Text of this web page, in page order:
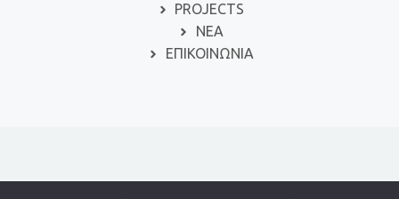
PROJECTS
ΝΕΑ
ΕΠΙΚΟΙΝΩΝΙΑ